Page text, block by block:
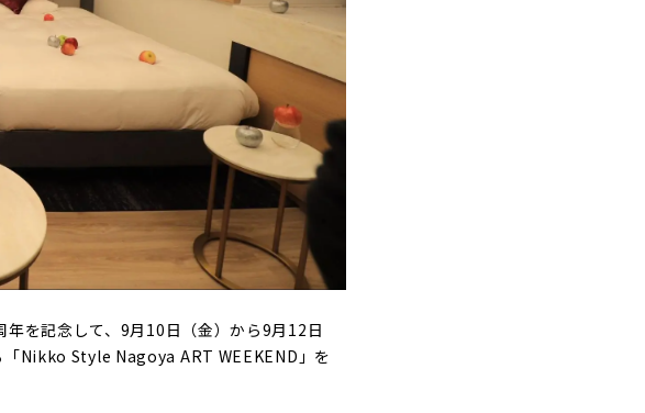
を記念して、9月10日（金）から9月12日
「Nikko Style Nagoya ART WEEKEND」を